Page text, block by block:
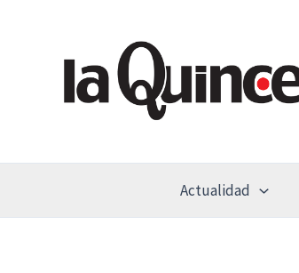
contenido
Actualidad